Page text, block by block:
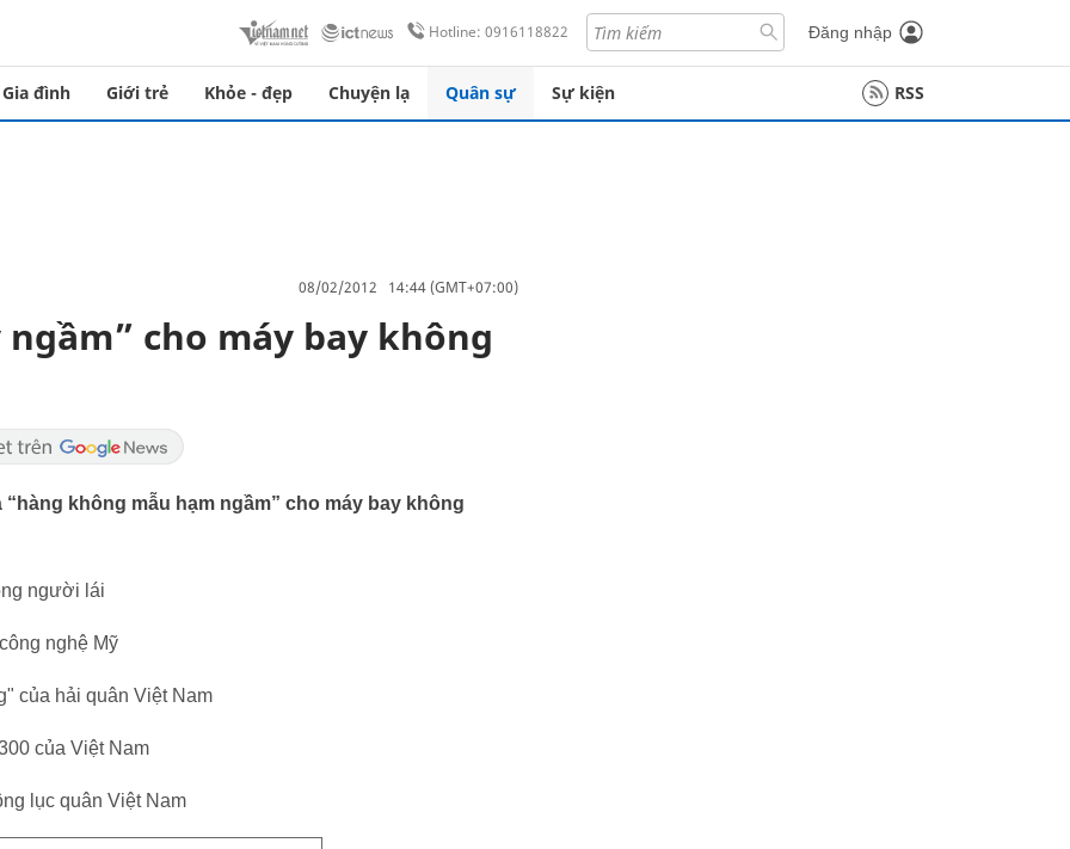
Hotline: 0916118822 Đăng nhập
Gia đình Giới trẻ Khỏe - đẹp Chuyện lạ Quân sự Sự kiện RSS
08/02/2012 14:44 (GMT+07:00)
cho máy bay không
không mẫu hạm ngầm” cho máy bay không
người lái
nghệ Mỹ
của hải quân Việt Nam
của Việt Nam
lục quân Việt Nam